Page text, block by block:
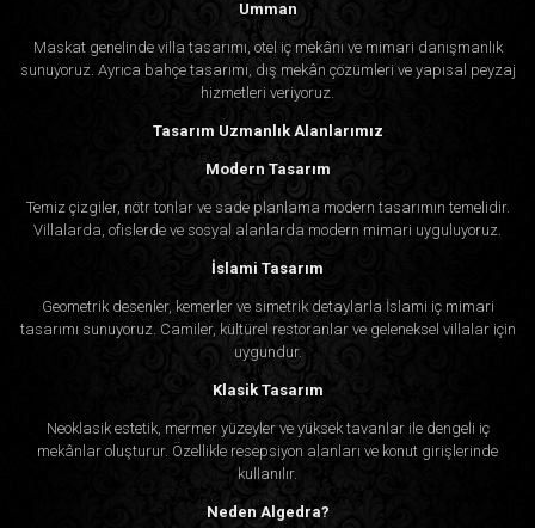
Umman
Maskat genelinde villa tasarımı, otel iç mekânı ve mimari danışmanlık
sunuyoruz. Ayrıca bahçe tasarımı, dış mekân çözümleri ve yapısal peyzaj
hizmetleri veriyoruz.
Tasarım Uzmanlık Alanlarımız
Modern Tasarım
Temiz çizgiler, nötr tonlar ve sade planlama modern tasarımın temelidir.
Villalarda, ofislerde ve sosyal alanlarda modern mimari uyguluyoruz.
İslami Tasarım
Geometrik desenler, kemerler ve simetrik detaylarla İslami iç mimari
tasarımı sunuyoruz. Camiler, kültürel restoranlar ve geleneksel villalar için
uygundur.
Klasik Tasarım
Neoklasik estetik, mermer yüzeyler ve yüksek tavanlar ile dengeli iç
mekânlar oluşturur. Özellikle resepsiyon alanları ve konut girişlerinde
kullanılır.
Neden Algedra?